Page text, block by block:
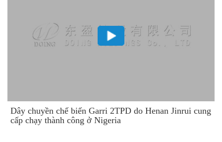
Dây chuyền chế biến Garri 2TPD do Henan Jinrui cung
cấp chạy thành công ở Nigeria